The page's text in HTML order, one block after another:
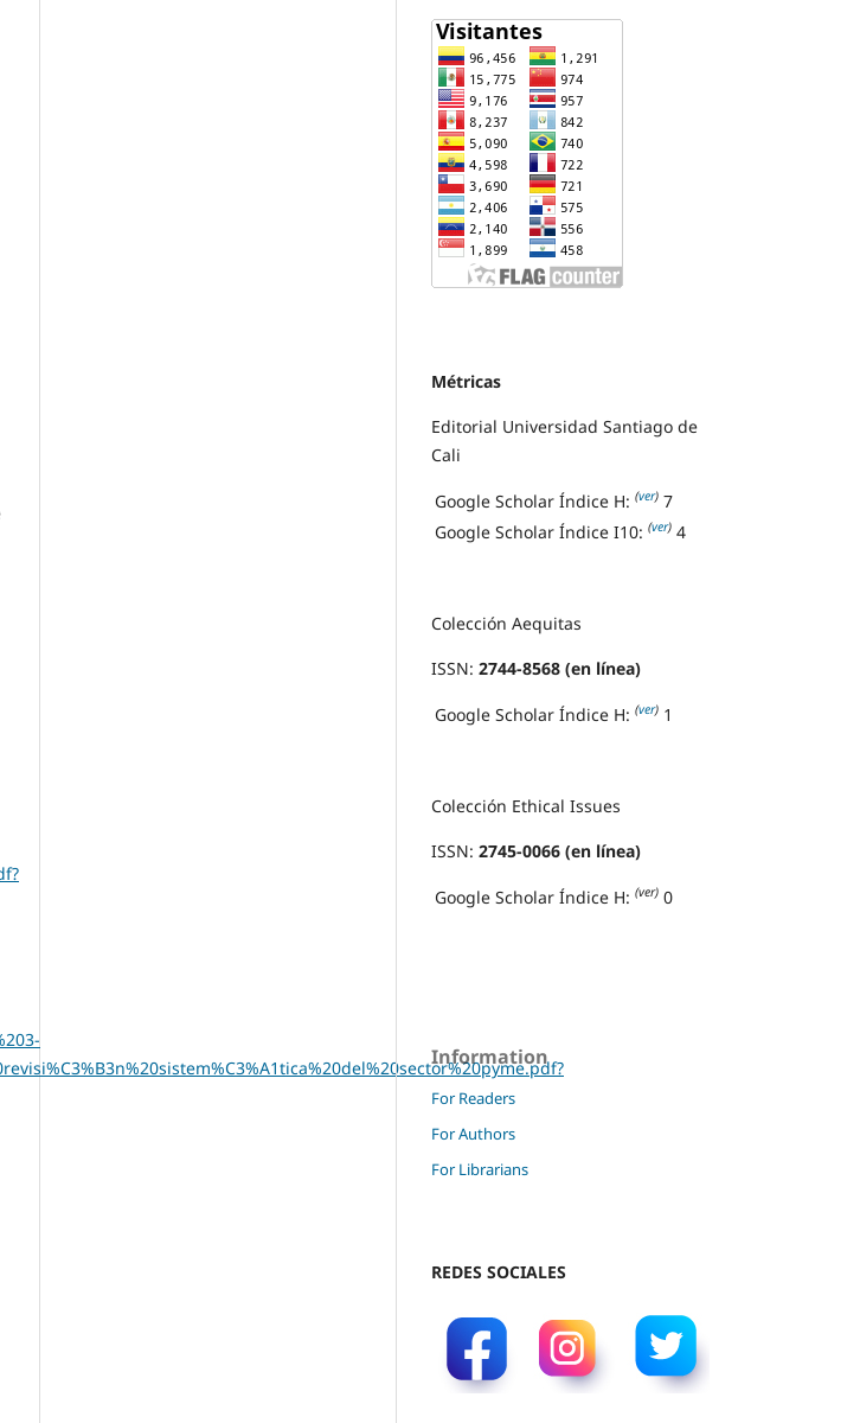
Métricas
Editorial Universidad Santiago de
Cali
Google Scholar Índice H: (ver) 7
Google Scholar Índice I10: (ver) 4
Colección Aequitas
ISSN: 2744-8568 (en línea)
Google Scholar Índice H: (ver) 1
Colección Ethical Issues
ISSN: 2745-0066 (en línea)
Google Scholar Índice H: (ver) 0
Information
For Readers
For Authors
For Librarians
REDES SOCIALES